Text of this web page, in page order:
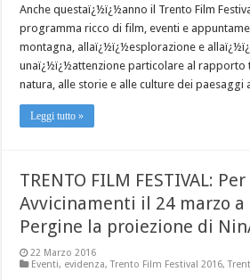
Anche questaï¿½ï¿½anno il Trento Film
programma ricco di film, eventi e
montagna, allaï¿½ï¿½esplorazione e
unaï¿½ï¿½attenzione particolare al rapporto
natura, alle storie e alle culture dei paesaggi
Leggi tutto »
TRENTO FILM FESTIVAL:
Avvicinamenti il 24 marzo a
Pergine la proiezione di
22 Marzo 2016
Eventi, evidenza,Trento Film Festival 2016,